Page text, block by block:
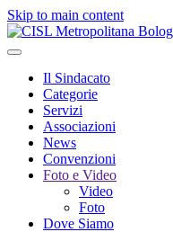
Skip to main content
Il Sindacato
Categorie
Servizi
Associazioni
News
Convenzioni
Foto e Video
Video
Foto
Dove Siamo